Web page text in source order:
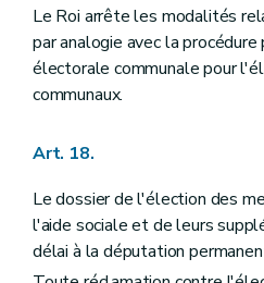
Le Roi arrête les modalités
par analogie avec la
électorale communale pour
communaux.
Art. 18.
Le dossier de l'élection des
l'aide sociale et de leurs
délai à la députation